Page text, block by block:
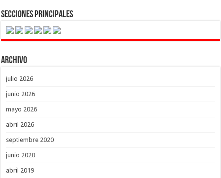
Secciones Principales
Archivo
julio 2026
junio 2026
mayo 2026
abril 2026
septiembre 2020
junio 2020
abril 2019